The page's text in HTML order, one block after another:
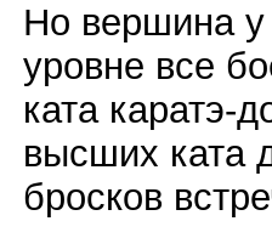
Но вершина у
уровне все
ката каратэ-
высших ката
бросков